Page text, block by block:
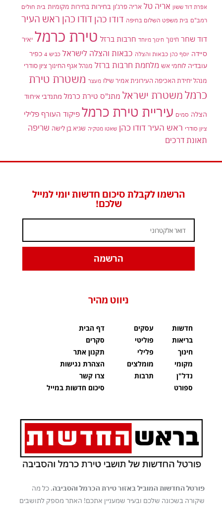
אפרת דוד ששון אריה טל אריה פרג'ון בחירות בחירות מקומיות בית חולים
רמב"ם בית משפט השלום בחיפה דודו כהן דודו כהן ראש העיר
דוד שחר חינוך חינוך מיוחד חרבות ברזל טירת כרמל יאיר
סיידה יוסף כהן כבאות והצלה כבאות והצלה לישראל כביש 4
כפיר
עובדיה לוחמי אש מלחמת חרבות ברזל מנהל אגף החינוך ציון סודרי
מנהל יחידת האכיפה העירונית אמיר שילו מעצר משטרת טירת
כרמלמשטרת ישראל מתנ"ס טירת כרמל מתנדבי איחוד
הצלה סמים עיריית טירת כרמל פיקוד העורף פלילי
ציון סודרי ראש העיר דודו כהן שאטו מטקיה שגיא בן לישה שריפה
תאונת דרכים
הרשמו לקבלת סיכום חדשות יומי למייל
שלכם!
הרשמה
ניווט מהיר
חדשות
בריאות
חינוך
מקומי
נדל"ן
ספורט
עסקים
פוליטי
פלילי
מומלצים
תרבות
דף הבית
סקרים
תקנון אתר
הצהרת נגישות
צרו קשר
סיכום חדשות במייל
פורטל החדשות המוביל באזור טירת הכרמל והסביבה. כל מה
שקורה בשכונה שלכם ובעיר שמעניין אתכם! האתר מספק לתושבים